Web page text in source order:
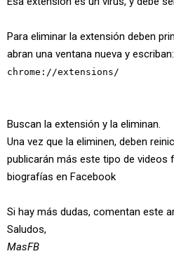
Para eliminar la extensión deben
abran una ventana nueva y escriban:
chrome://extensions/
Buscan la extensión y la eliminan.
Una vez que la eliminen, deben
publicarán más este tipo de videos
biografías en Facebook
Si hay más dudas, comentan este
Saludos,
MasFB